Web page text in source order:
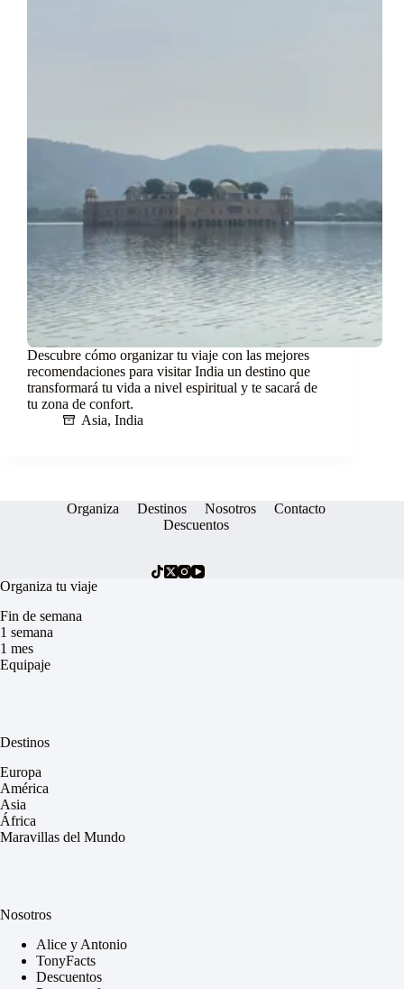
Descubre cómo organizar tu viaje con las mejores
recomendaciones para visitar India un destino que
transformará tu vida a nivel espiritual y te sacará de
tu zona de confort.
Asia, India
Organiza Destinos Nosotros
Contacto
Descuentos
Organiza tu viaje
Fin de semana
1 semana
1 mes
Equipaje
Destinos
Europa
América
Asia
África
Maravillas del Mundo
Nosotros
Alice y Antonio
TonyFacts
Descuentos